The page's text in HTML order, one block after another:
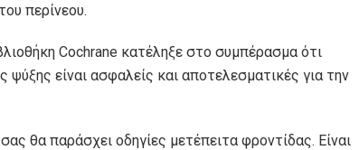
περίνεου.
Cochrane κατέληξε στο συμπέρασμα ότι
ψύξης είναι ασφαλείς και αποτελεσματικές για την
θα παράσχει οδηγίες μετέπειτα φροντίδας. Είναι